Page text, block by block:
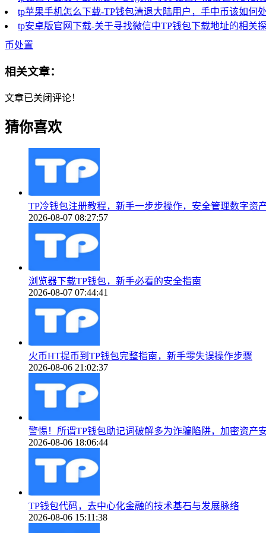
tp苹果手机怎么下载-TP钱包清退大陆用户，手中币该如何处
tp安卓版官网下载-关于寻找微信中TP钱包下载地址的相关
币处置
相关文章：
文章已关闭评论！
猜你喜欢
TP冷钱包注册教程，新手一步步操作，安全管理数字资
2026-08-07 08:27:57
浏览器下载TP钱包，新手必看的安全指南
2026-08-07 07:44:41
火币HT提币到TP钱包完整指南，新手零失误操作步骤
2026-08-06 21:02:37
警惕！所谓TP钱包助记词破解多为诈骗陷阱，加密资产
2026-08-06 18:06:44
TP钱包代码，去中心化金融的技术基石与发展脉络
2026-08-06 15:11:38